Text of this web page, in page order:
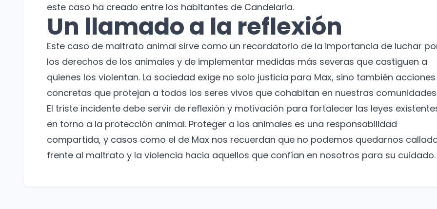
este caso ha creado entre los habitantes de Candelaria.
Un llamado a la reflexión
Este caso de maltrato animal sirve como un recordatorio de la importancia de luchar
los derechos de los animales y de implementar medidas más severas que castiguen a
quienes los violentan. La sociedad exige no solo justicia para Max, sino también acciones
concretas que protejan a todos los seres vivos que cohabitan en nuestras
El triste incidente debe servir de reflexión y motivación para fortalecer las leyes
en torno a la protección animal. Proteger a los animales es una responsabilidad
compartida, y casos como el de Max nos recuerdan que no podemos quedarnos
frente al maltrato y la violencia hacia aquellos que confían en nosotros para su cuidado.